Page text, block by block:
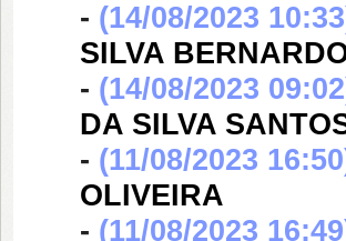
- (14/08/2023
SILVA
- (14/08/2023
DA SILVA
- (11/08/2023
OLIVEIRA
- (11/08/2023